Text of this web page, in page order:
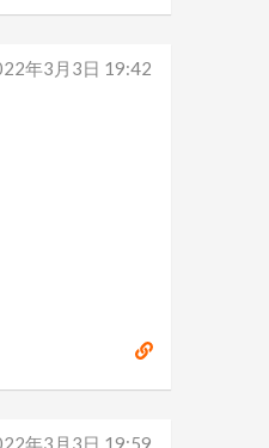
年3月3日 19:42
年3月3日 19:59